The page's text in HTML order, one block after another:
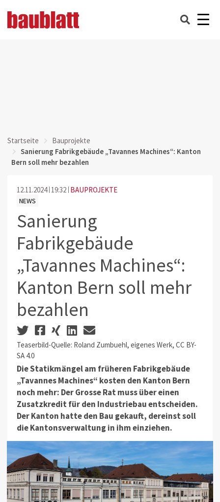
Startseite
Bauprojekte
Sanierung Fabrikgebäude „Tavannes Machines“: Kanton
Bern soll mehr bezahlen
12.11.2024 19:32 BAUPROJEKTE
NEWS
Sanierung
Fabrikgebäude
„Tavannes Machines“:
Kanton Bern soll mehr
bezahlen
Teaserbild-Quelle: Roland Zumbuehl, eigenes Werk, CC BY-
SA 4.0
Die Statikmängel am früheren Fabrikgebäude
„TavannesMachines“ kosten den Kanton Bern
noch mehr: Der Grosse Rat muss über einen
Zusatzkredit für den Industriebau entscheiden.
Der Kanton hatte den Bau gekauft, dereinst soll
die Kantonsverwaltung in ihm einziehen.